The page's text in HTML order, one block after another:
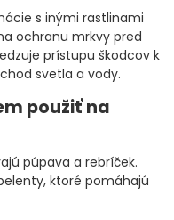
s inými rastlinami
ochranu mrkvy pred
prístupu škodcov k
svetla a vody.
použiť na
púpava a rebríček.
ktoré pomáhajú